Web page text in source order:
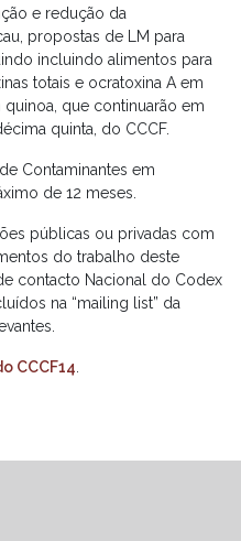
e redução da
propostas de LM para
incluindo alimentos para
totais e ocratoxina A em
que continuarão em
quinta, do CCCF.
Contaminantes em
de 12 meses.
públicas ou privadas com
do trabalho deste
contacto Nacional do Codex
na “mailing list” da
CCCF14